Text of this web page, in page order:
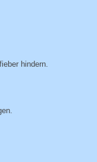
hindern.